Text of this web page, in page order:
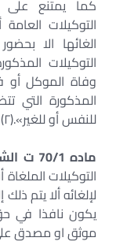
كما يمتنع على
التوكيلات
الغائها الا
التوكيلات
وفاة الموكل أو
المذكورة التي
للنفس أو للغير».(۲)
ماده 70/1 ت الشهر السنة ۲۰۰۱:
التوكيلات
لإلغائه ألا يتم
يكون نافذا في حق
موثق او مصدق